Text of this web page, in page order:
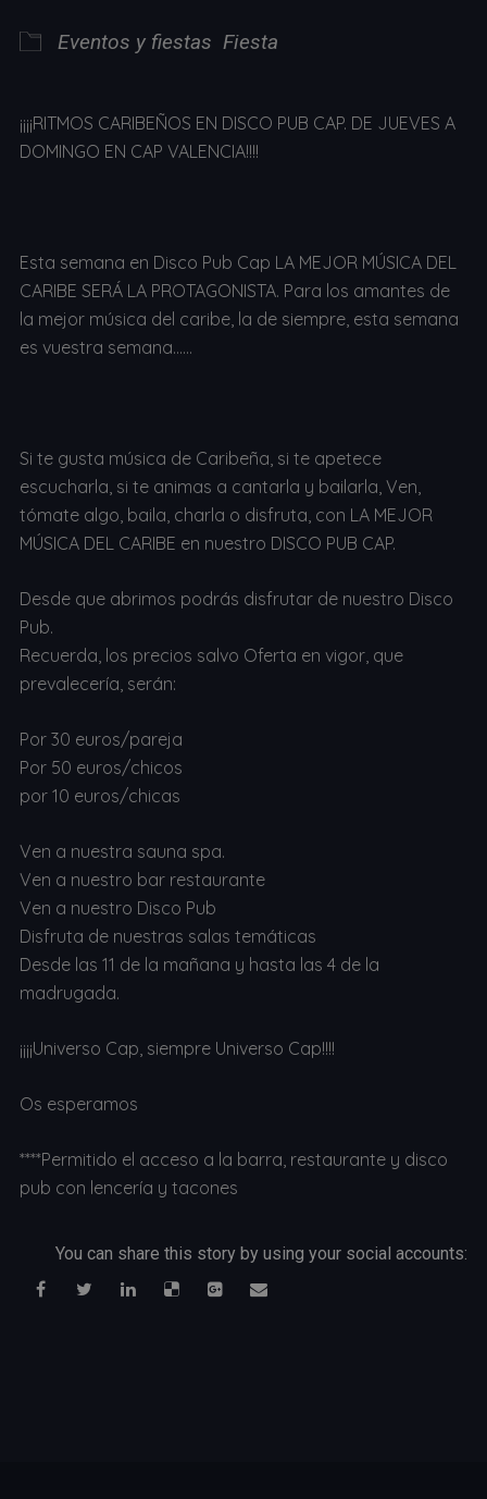
Eventos y fiestas Fiesta
¡¡¡¡RITMOS CARIBEÑOS EN DISCO PUB CAP. DE JUEVES A
DOMINGO EN CAP VALENCIA!!!!
Esta semana en Disco Pub Cap LA MEJOR MÚSICA DEL
CARIBE SERÁ LA PROTAGONISTA. Para los amantes de
la mejor música del caribe, la de siempre, esta semana
es vuestra semana……
Si te gusta música de Caribeña, si te apetece
escucharla, si te animas a cantarla y bailarla, Ven,
tómate algo, baila, charla o disfruta, con LA MEJOR
MÚSICA DEL CARIBE en nuestro DISCO PUB CAP.
Desde que abrimos podrás disfrutar de nuestro Disco
Pub.
Recuerda, los precios salvo Oferta en vigor, que
prevalecería, serán:
Por 30 euros/pareja
Por 50 euros/chicos
por 10 euros/chicas
Ven a nuestra sauna spa.
Ven a nuestro bar restaurante
Ven a nuestro Disco Pub
Disfruta de nuestras salas temáticas
Desde las 11 de la mañana y hasta las 4 de la
madrugada.
¡¡¡¡Universo Cap, siempre Universo Cap!!!!
Os esperamos
****Permitido el acceso a la barra, restaurante y disco
pub con lencería y tacones
You can share this story by using your social accounts: